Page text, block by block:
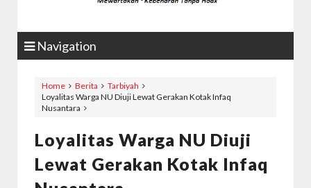
Navigation
Home Berita
Tarbiyah
Loyalitas Warga NU Diuji Lewat Gerakan Kotak Infaq
Nusantara
Loyalitas Warga NU Diuji
Lewat Gerakan Kotak Infaq